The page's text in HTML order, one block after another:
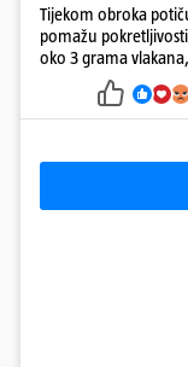
Tijekom obroka
pomažu
oko 3 grama